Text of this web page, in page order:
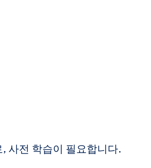
사전 학습이 필요합니다.